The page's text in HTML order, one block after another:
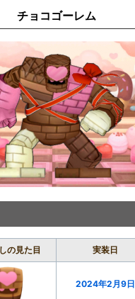
チョコゴーレム
の見た目 実装日
2024年2月9日